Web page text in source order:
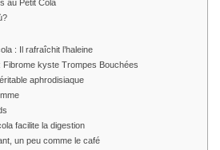
au Petit Cola
: Il rafraîchit l’haleine
Fibrome kyste Trompes Bouchées
aphrodisiaque
facilite la digestion
un peu comme le café